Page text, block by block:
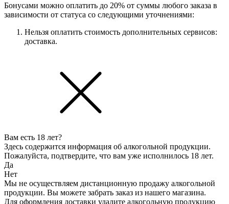
Бонусами можно оплатить до 20% от суммы любого заказа в
зависимости от статуса со следующими уточнениями:
Нельзя оплатить стоимость дополнительных сервисов:
доставка.
Вам есть 18 лет?
Здесь содержится информация об алкогольной продукции.
Пожалуйста, подтвердите, что вам уже исполнилось 18 лет.
Да
Нет
Мы не осуществляем дистанционную продажу алкогольной
продукции. Вы можете забрать заказ из нашего магазина.
Для оформления доставки удалите алкогольную продукцию